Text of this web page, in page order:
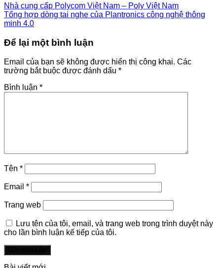
Nhà cung cấp Polycom Việt Nam – Poly Việt Nam
Tổng hợp dòng tai nghe của Plantronics công nghệ thông
minh 4.0
Để lại một bình luận
Email của bạn sẽ không được hiển thị công khai. Các
trường bắt buộc được đánh dấu *
Bình luận *
Tên *
Email *
Trang web
Lưu tên của tôi, email, và trang web trong trình duyệt này
cho lần bình luận kế tiếp của tôi.